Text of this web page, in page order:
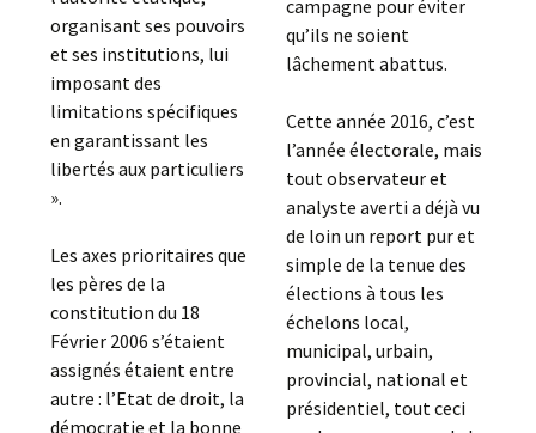
organisant ses pouvoirs
et ses institutions, lui
imposant des
limitations spécifiques
en garantissant les
libertés aux particuliers
».
Les axes prioritaires que
les pères de la
constitution du 18
Février 2006 s’étaient
assignés étaient entre
autre : l’Etat de droit, la
démocratie et la bonne
campagne pour éviter
qu’ils ne soient
lâchement abattus.
Cette année 2016, c’est
l’année électorale, mais
tout observateur et
analyste averti a déjà vu
de loin un report pur et
simple de la tenue des
élections à tous les
échelons local,
municipal, urbain,
provincial, national et
présidentiel, tout ceci